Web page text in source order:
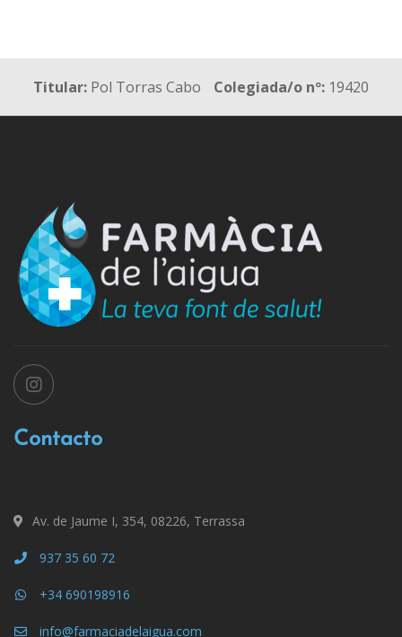
Titular: Pol Torras Cabo Colegiada/o nº: 19420
Contacto
Av. de Jaume I, 354, 08226, Terrassa
937 35 60 72
+34 690198916
info@farmaciadelaigua.com